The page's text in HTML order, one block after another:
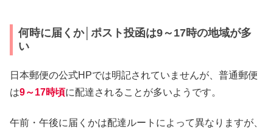
何時に届くか│ポスト投函は9～17時の地域が多
い
日本郵便の公式HPでは明記されていませんが、普通郵便
は9～17時頃に配達されることが多いようです。
午前・午後に届くかは配達ルートによって異なりますが、